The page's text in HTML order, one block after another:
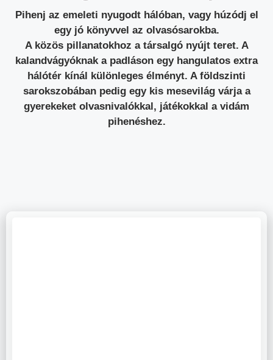
Pihenj az emeleti nyugodt hálóban, vagy húzódj el
egy jó könyvvel az olvasósarokba.
A közös pillanatokhoz a társalgó nyújt teret. A
kalandvágyóknak a padláson egy hangulatos extra
hálótér kínál különleges élményt. A földszinti
sarokszobában pedig egy kis mesevilág várja a
gyerekeket olvasnivalókkal, játékokkal a vidám
pihenéshez.